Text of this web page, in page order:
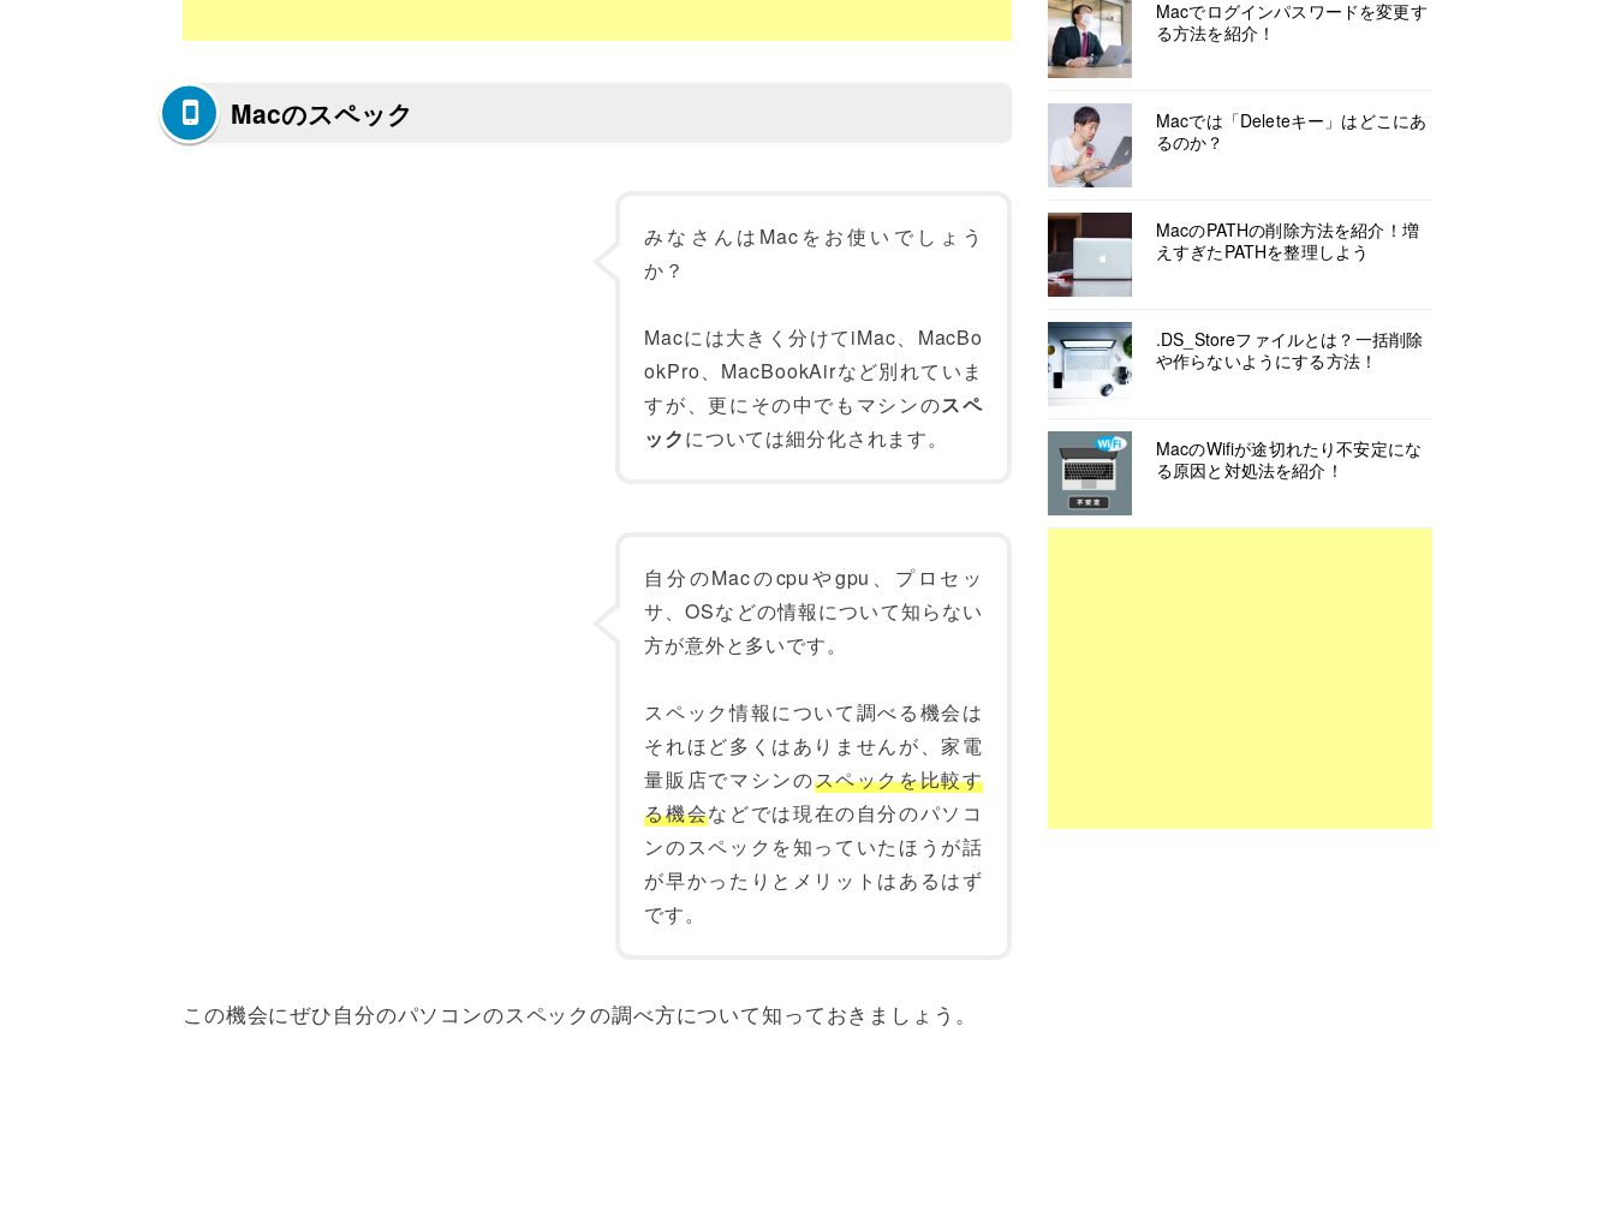
Macのスペック
みなさんはMacをお使いでしょう
か？
Macには大きく分けてiMac、MacBo
okPro、MacBookAirなど別れていま
すが、更にその中でもマシンのスペ
ックについては細分化されます。
自分のMacのcpuやgpu、プロセッ
サ、OSなどの情報について知らない
方が意外と多いです。
スペック情報について調べる機会は
それほど多くはありませんが、家電
量販店でマシンのスペックを比較す
る機会などでは現在の自分のパソコ
ンのスペックを知っていたほうが話
が早かったりとメリットはあるはず
です。
この機会にぜひ自分のパソコンのスペックの調べ方について知っておきましょう。
Macでログインパスワードを変更す
る方法を紹介！
Macでは「Deleteキー」はどこにあ
るのか？
MacのPATHの削除方法を紹介！増
えすぎたPATHを整理しよう
.DS_Storeファイルとは？一括削除
や作らないようにする方法！
MacのWifiが途切れたり不安定にな
る原因と対処法を紹介！